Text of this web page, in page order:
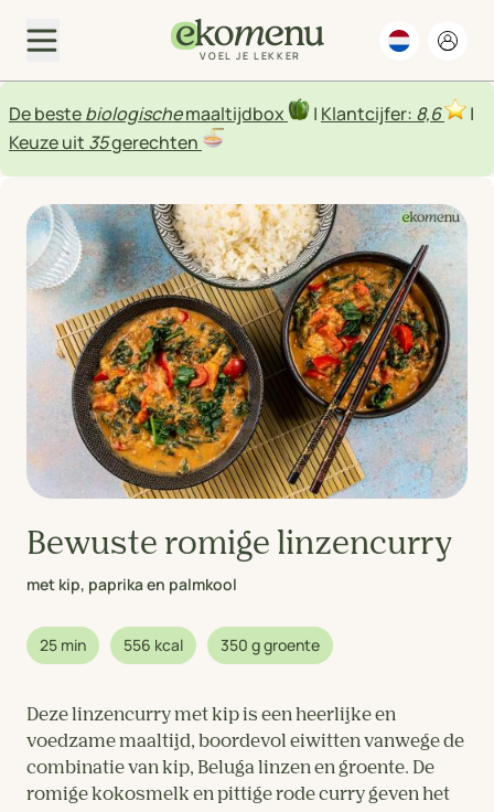
VOEL JE LEKKER
De bestebiologischemaaltijdbox | Klantcijfer: 8,6
|
Keuze uit 35gerechten
Bewuste romige linzencurry
met kip, paprika en palmkool
25 min 556 kcal 350 g groente
Deze linzencurry met kip is een heerlijke en
voedzame maaltijd, boordevol eiwitten vanwege de
combinatie van kip, Beluga linzen en groente. De
romige kokosmelk en pittige rode curry geven het